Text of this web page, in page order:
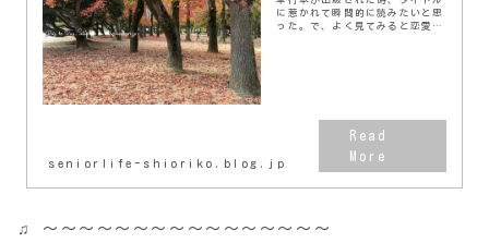
に惹かれて瞬間的に読みたいと思
った。で、よく見てみると恋愛小
seniorlife-shioriko.blog.jp
♫ 〜〜〜〜〜〜〜〜〜〜〜〜〜〜〜〜